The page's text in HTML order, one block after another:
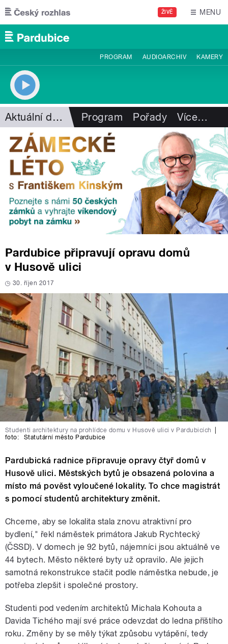
Přejít k hlavnímu obsahu
ŽIVĚ MENU
PROGRAM AUDIOARCHIV KAMERY
Aktuální dění Program Pořady Více…
Pardubice připravují opravu domů
v Husově ulici
30. říjen 2017
Studenti architektury na prohlídce domu v Husově ulici v Pardubicích
foto:
Statutární město Pardubice
Pardubická radnice připravuje opravy čtyř domů v
Husově ulici. Městských bytů je obsazená polovina a
místo má pověst vyloučené lokality. To chce magistrát
s pomocí studentů architektury změnit.
Chceme, aby se lokalita stala znovu atraktivní pro
bydlení," řekl náměstek primátora Jakub Rychtecký
(ČSSD). V domech je 92 bytů, nájemníci jsou aktuálně ve
44 bytech. Město některé byty už opravilo. Ale jejich
samotná rekonstrukce stačit podle náměstka nebude, je
potřeba zlepšit i společné prostory.
Studenti pod vedením architektů Michala Kohouta a
Davida Tichého mají své práce odevzdat do ledna příštího
roku. Změny by se měly týkat způsobu vytápění, tedy